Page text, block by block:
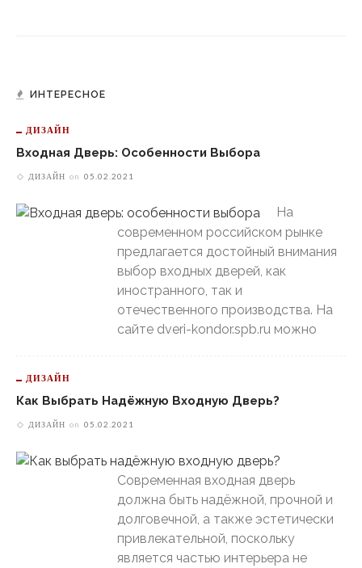
ИНТЕРЕСНОЕ
ДИЗАЙН
Входная Дверь: Особенности Выбора
ДИЗАЙН on 05.02.2021
На
современном российском рынке
предлагается достойный внимания
выбор входных дверей, как
иностранного, так и
отечественного производства. На
сайте dveri-kondor.spb.ru можно
ДИЗАЙН
Как Выбрать Надёжную Входную Дверь?
ДИЗАЙН on 05.02.2021
Современная входная дверь
должна быть надёжной, прочной и
долговечной, а также эстетически
привлекательной, поскольку
является частью интерьера не